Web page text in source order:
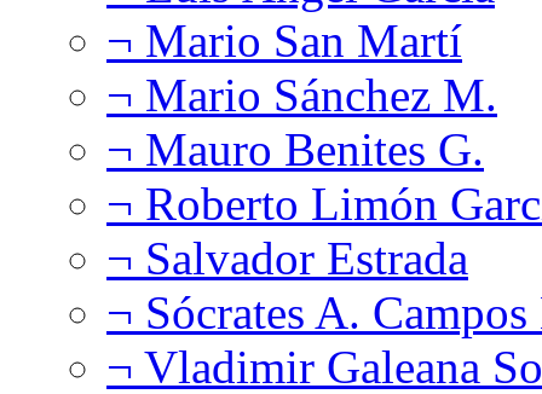
¬ Mario San Martí
¬ Mario Sánchez M.
¬ Mauro Benites G.
¬ Roberto Limón
¬ Salvador Estrada
¬ Sócrates A.
¬ Vladimir Galeana